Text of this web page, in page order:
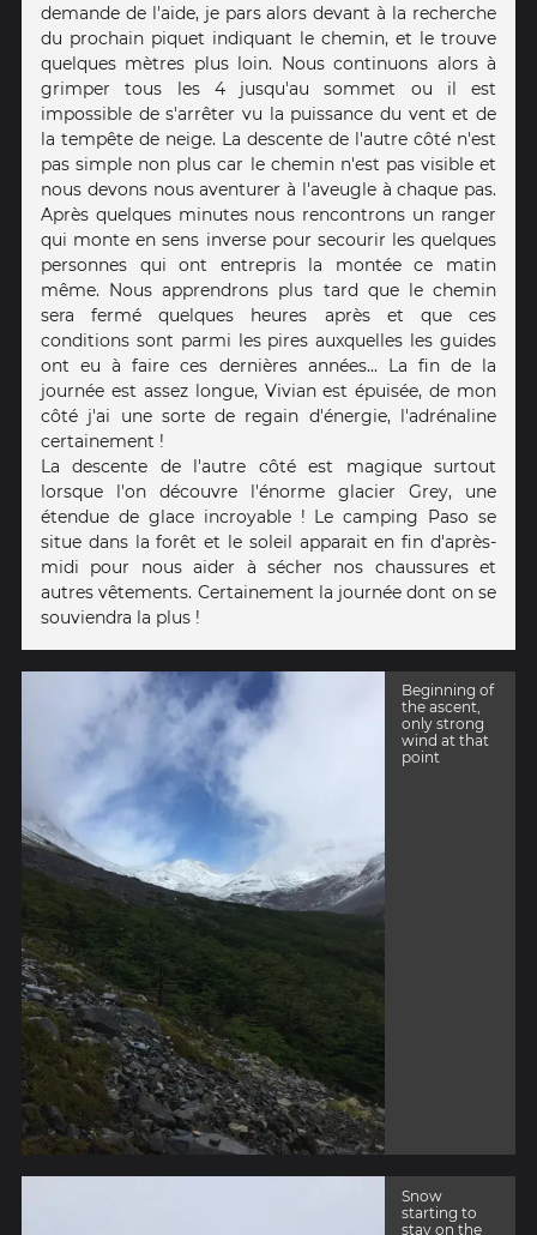
demande de l'aide, je pars alors devant à la recherche
du prochain piquet indiquant le chemin, et le trouve
quelques mètres plus loin. Nous continuons alors à
grimper tous les 4 jusqu'au sommet ou il est
impossible de s'arrêter vu la puissance du vent et de
la tempête de neige. La descente de l'autre côté n'est
pas simple non plus car le chemin n'est pas visible et
nous devons nous aventurer à l'aveugle à chaque pas.
Après quelques minutes nous rencontrons un ranger
qui monte en sens inverse pour secourir les quelques
personnes qui ont entrepris la montée ce matin
même. Nous apprendrons plus tard que le chemin
sera fermé quelques heures après et que ces
conditions sont parmi les pires auxquelles​ les guides
ont eu à faire ces dernières années... La fin de la
journée est assez longue, Vivian est épuisée, de mon
côté j'ai une sorte de regain d'énergie, l'adrénaline
certainement !
La descente de l'autre côté est magique surtout
lorsque l'on découvre l'énorme glacier Grey, une
étendue de glace incroyable ! Le camping Paso se
situe dans la forêt et le soleil apparait en fin d'après-
midi pour nous aider à sécher nos chaussures et
autres vêtements. Certainement la journée dont on se
souviendra la plus !
Beginning of
the ascent,
only strong
wind at that
point
Snow
starting to
stay on the